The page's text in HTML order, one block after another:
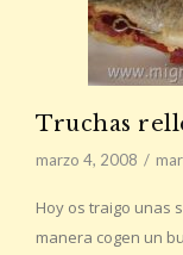
Truchas
marzo 4, 2008
Hoy os traigo unas
manera cogen un